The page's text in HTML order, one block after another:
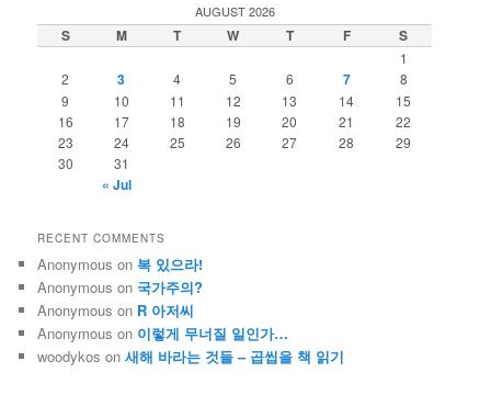
c
h
AUGUST 2026
S M T W T F S
1
2
3 4 5 6 7
8
9
10 11 12 13 14
15
16
17 18 19 20 21
22
23
24 25 26 27 28
29
30
31
« Jul
RECENT COMMENTS
Anonymous on 복 있으라!
Anonymous on 국가주의?
Anonymous on R 아저씨
Anonymous on 이렇게 무너질 일인가…
woodykos on새해 바라는 것들 – 곱씹을 책 읽기